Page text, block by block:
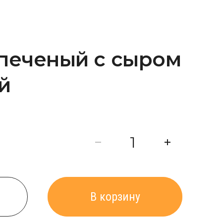
с сыром
В корзину